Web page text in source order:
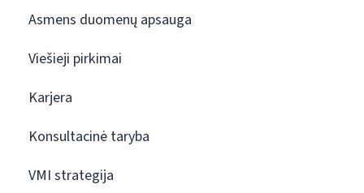
Asmens duomenų apsauga
Viešieji pirkimai
Karjera
Konsultacinė taryba
VMI strategija